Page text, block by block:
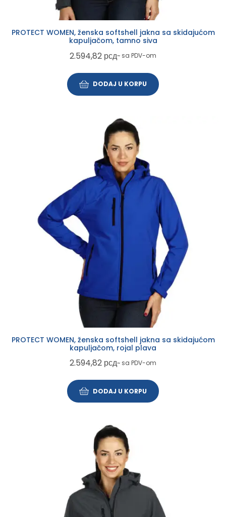
PROTECT WOMEN, ženska softshell jakna sa skidajućom
kapuljačom, tamno siva
2.594,82 рсд~ sa PDV-om
DODAJ U KORPU
PROTECT WOMEN, ženska softshell jakna sa skidajućom
kapuljačom, rojal plava
2.594,82 рсд~ sa PDV-om
DODAJ U KORPU